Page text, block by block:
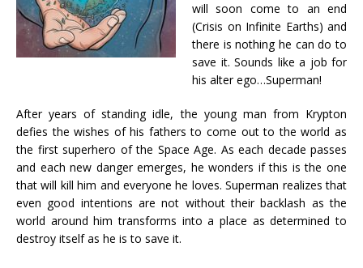
will soon come to an end
(Crisis on Infinite Earths) and
there is nothing he can do to
save it. Sounds like a job for
his alter ego…Superman!
After years of standing idle, the young man from Krypton
defies the wishes of his fathers to come out to the world as
the first superhero of the Space Age. As each decade passes
and each new danger emerges, he wonders if this is the one
that will kill him and everyone he loves. Superman realizes that
even good intentions are not without their backlash as the
world around him transforms into a place as determined to
destroy itself as he is to save it.